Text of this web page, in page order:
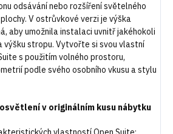
odsávání nebo rozšíření světelného
V ostrůvkové verzi je výška
aby umožnila instalaci uvnitř jakéhokoli
výšku stropu. Vytvořte si svou vlastní
s použitím volného prostoru,
podle svého osobního vkusu a stylu
v originálním kusu nábytku